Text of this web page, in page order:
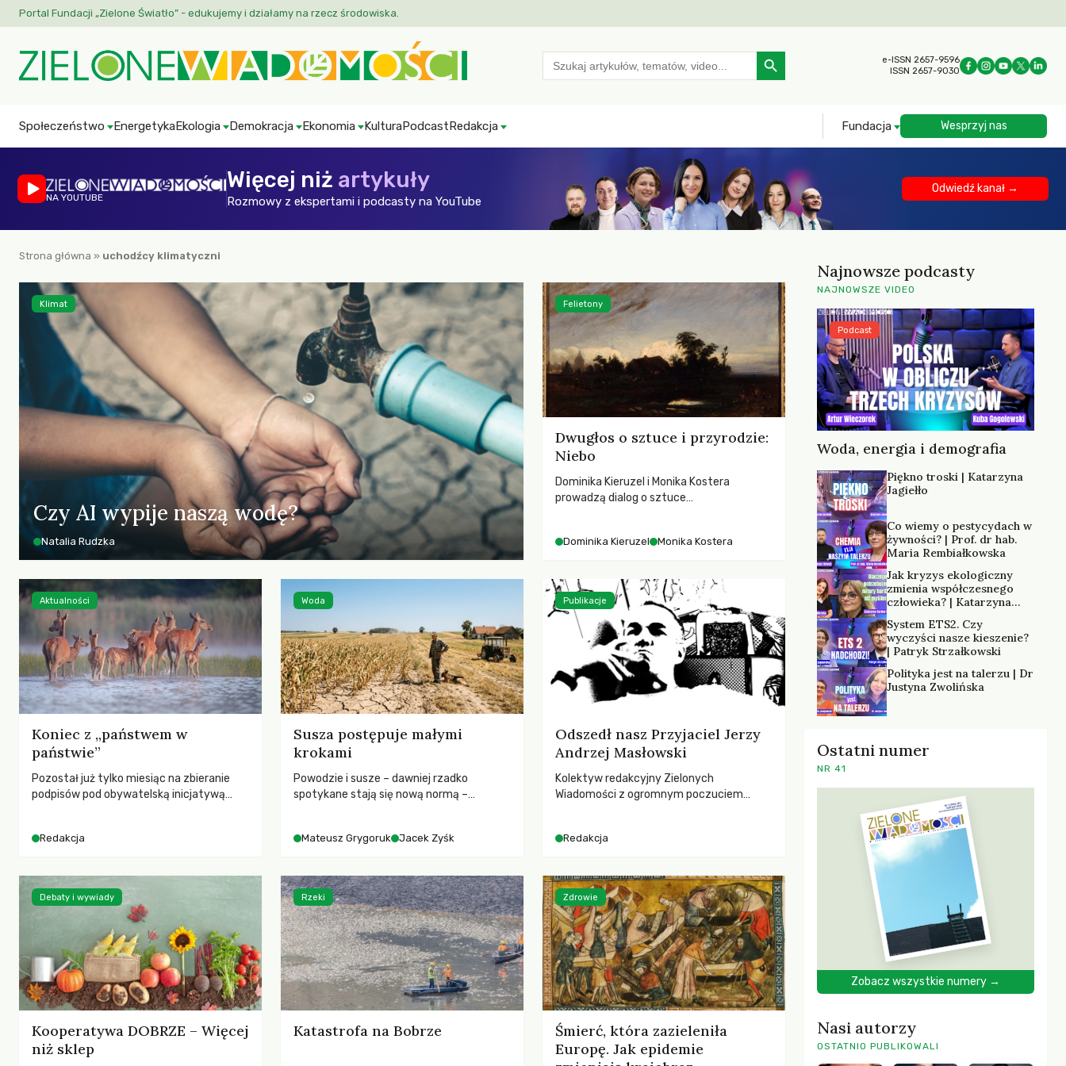
Portal Fundacji „Zielone Światło” - edukujemy i działamy na rzecz środowiska.
Search
for:
Search Button
e-ISSN 2657-9596
ISSN 2657-9030
Społeczeństwo EnergetykaEkologia Demokracja Ekonomia KulturaPodcastRedakcja Fundacja Wesprzyj nas
NA YOUTUBE
Więcej niż artykuły
Rozmowy z ekspertami i podcasty na YouTube
Odwiedź kanał →
Strona główna » uchodźcy klimatyczni
Czy AI wypije naszą wodę?
Natalia Rudzka
Klimat
Dwugłos o sztuce i przyrodzie:
Niebo
Dominika Kieruzel i Monika Kostera
prowadzą dialog o sztuce
wrażliwość, odczuwanie przestrzeni oraz
Dominika Kieruzel Monika Kostera
Felietony
Koniec z „państwem w
państwie”
Pozostał już tylko miesiąc na zbieranie
podpisów pod obywatelską inicjatywą
pełną mobilizację, ponieważ projekt
rozwiązania dla przyrody i zwierząt,
radykalnie zmieniając dotychczasowy
paradygmat funkcjonowania łowiectwa w
Polsce.
Redakcja
Aktualności
Susza postępuje małymi
krokami
Powodzie i susze – dawniej rzadko
spotykane stają się nową normą –
SGGW.
Mateusz Grygoruk Jacek Zyśk
Woda
Odszedł nasz Przyjaciel Jerzy
Andrzej Masłowski
Kolektyw redakcyjny Zielonych
Wiadomości z ogromnym poczuciem
kochanego Opiekuna, Mecenasa i Mentora.
Redakcja
Publikacje
Kooperatywa DOBRZE – Więcej
niż sklep
Debaty i wywiady
Katastrofa na Bobrze
Rzeki
Śmierć, która zazieleniła
Europę. Jak epidemie
Zdrowie
Najnowsze podcasty
NAJNOWSZE VIDEO
Woda, energia i demografia
Podcast
Piękno troski | Katarzyna
Jagiełło
Co wiemy o pestycydach w
żywności? | Prof. dr hab.
Maria Rembiałkowska
Jak kryzys ekologiczny
zmienia współczesnego
człowieka? | Katarzyna
System ETS2. Czy
wyczyści nasze kieszenie?
| Patryk Strzałkowski
Polityka jest na talerzu | Dr
Justyna Zwolińska
Ostatni numer
NR 41
Zobacz wszystkie numery →
Nasi autorzy
OSTATNIO PUBLIKOWALI